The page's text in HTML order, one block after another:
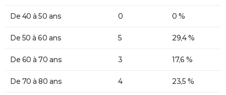
De 40 à 50 ans 0 0 %
De 50 à 60 ans 5 29,4 %
De 60 à 70 ans 3 17,6 %
De 70 à 80 ans 4 23,5 %